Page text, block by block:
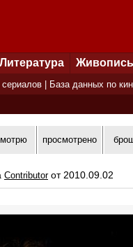
Литература Живопись
сериалов База данных по
просмотрено
Contributorот 2010.09.02